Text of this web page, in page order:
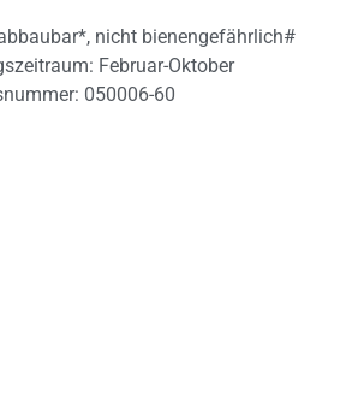
nicht bienengefährlich#
Februar-Oktober
050006-60